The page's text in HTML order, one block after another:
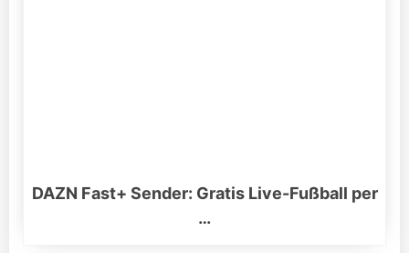
DAZN Fast+ Sender: Gratis Live-Fußball per
…